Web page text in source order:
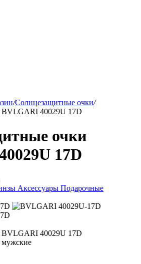
/Солнцезащитные очки/
40029U 17D
очки
17D
Аксессуары Подарочные
40029U 17D